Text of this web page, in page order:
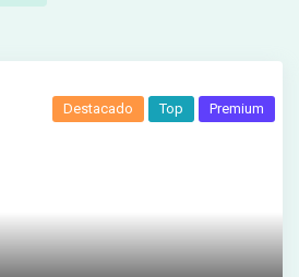
Destacado Top Premium